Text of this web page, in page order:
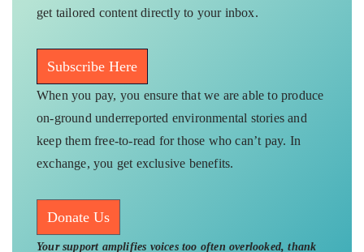
get tailored content directly to your inbox.
Subscribe Here
When you pay, you ensure that we are able to produce
on-ground underreported environmental stories and
keep them free-to-read for those who can’t pay. In
exchange, you get exclusive benefits.
Donate Us
Your support amplifies voices too often overlooked, thank